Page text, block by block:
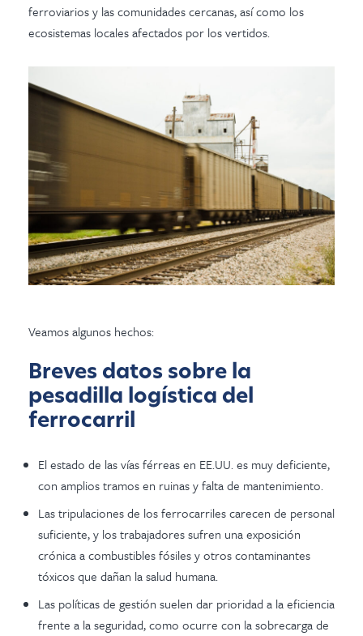
ferroviarios y las comunidades cercanas, así como los
ecosistemas locales afectados por los vertidos.
Veamos algunos hechos:
Breves datos sobre la
pesadilla logística del
ferrocarril
El estado de las vías férreas en EE.UU. es muy deficiente,
con amplios tramos en ruinas y falta de mantenimiento.
Las tripulaciones de los ferrocarriles carecen de personal
suficiente, y los trabajadores sufren una exposición
crónica a combustibles fósiles y otros contaminantes
tóxicos que dañan la salud humana.
Las políticas de gestión suelen dar prioridad a la eficiencia
frente a la seguridad, como ocurre con la sobrecarga de